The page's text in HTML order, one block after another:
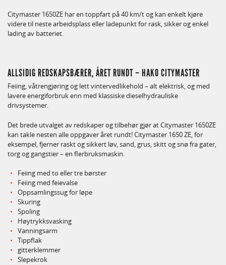
Citymaster 1650ZE har en toppfart på 40 km/t og kan enkelt kjøre
videre til neste arbeidsplass eller ladepunkt for rask, sikker og enkel
lading av batteriet.
ALLSIDIG REDSKAPSBÆRER, ÅRET RUNDT – HAKO CITYMASTER
Feiing, våtrengjøring og lett vintervedlikehold – alt elektrisk, og med
lavere energiforbruk enn med klassiske dieselhydrauliske
drivsystemer.
Det brede utvalget av redskaper og tilbehør gjør at Citymaster 1650ZE
kan takle nesten alle oppgaver året rundt! Citymaster 1650 ZE, for
eksempel, fjerner raskt og sikkert løv, sand, grus, skitt og snø fra gater,
torg og gangstier – en flerbruksmaskin.
Feiing med to eller tre børster
Feiing med feievalse
Oppsamlingssug for løpe
Skuring
Spoling
Høytrykksvasking
Vanningsarm
Tippflak
gitterklemmer
Slepekrok